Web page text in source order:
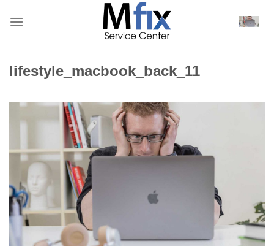
qua
lifestyle_macbook_back_11